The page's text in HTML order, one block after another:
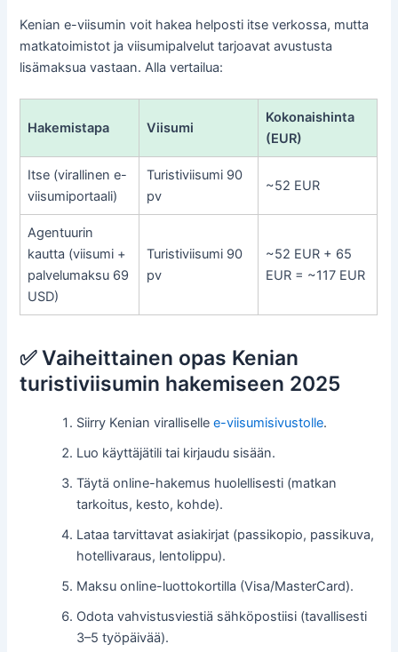
Kenian e-viisumin voit hakea helposti itse verkossa, mutta
matkatoimistot ja viisumipalvelut tarjoavat avustusta
lisämaksua vastaan. Alla vertailua:
Hakemistapa Viisumi
Kokonaishinta
(EUR)
Itse (virallinen e-
viisumiportaali)
Turistiviisumi 90
pv
~52 EUR
Agentuurin
kautta (viisumi +
palvelumaksu 69
USD)
Turistiviisumi 90
pv
~52 EUR + 65
EUR = ~117 EUR
✅ Vaiheittainen opas Kenian
turistiviisumin hakemiseen 2025
Siirry Kenian virallisellee-viisumisivustolle.
Luo käyttäjätili tai kirjaudu sisään.
Täytä online-hakemus huolellisesti (matkan
tarkoitus, kesto, kohde).
Lataa tarvittavat asiakirjat (passikopio, passikuva,
hotellivaraus, lentolippu).
Maksu online-luottokortilla (Visa/MasterCard).
Odota vahvistusviestiä sähköpostiisi (tavallisesti
3–5 työpäivää).